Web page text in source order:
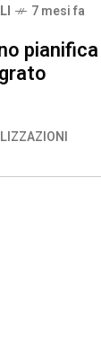
7 mesi fa
pianifica